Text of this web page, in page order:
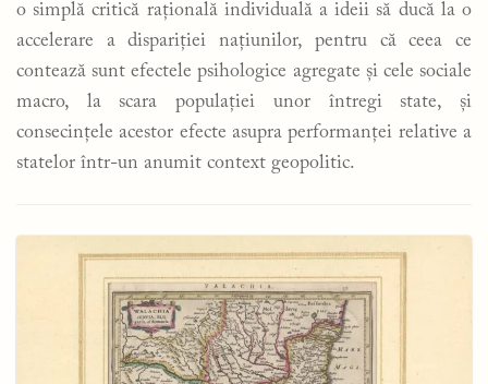
o simplă critică rațională individuală a ideii să ducă la o
accelerare a dispariției națiunilor, pentru că ceea ce
contează sunt efectele psihologice agregate și cele sociale
macro, la scara populației unor întregi state, și
consecințele acestor efecte asupra performanței relative a
statelor într-un anumit context geopolitic.